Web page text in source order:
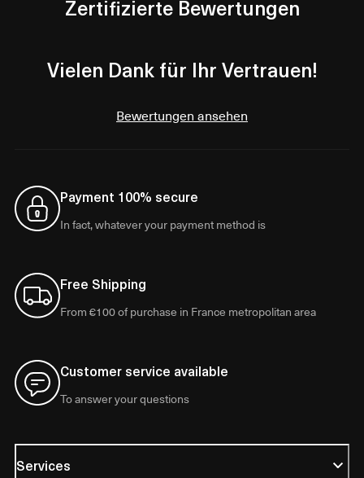
Zertifizierte Bewertungen
Vielen Dank für Ihr Vertrauen!
Bewertungen ansehen
Payment 100% secure
In fact, whatever your payment method is
Free Shipping
From €100 of purchase in France metropolitan area
Customer service available
To answer your questions
Services